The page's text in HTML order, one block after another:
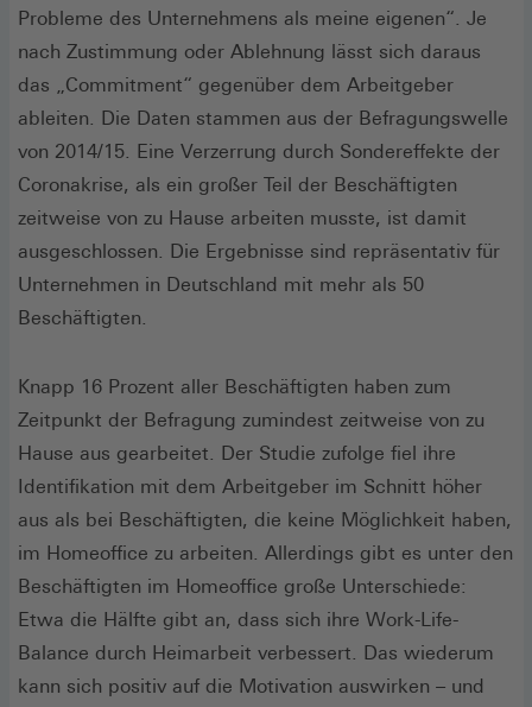
Probleme des Unternehmens als meine eigenen“. Je
nach Zustimmung oder Ablehnung lässt sich daraus
das „Commitment“ gegenüber dem Arbeitgeber
ableiten. Die Daten stammen aus der Befragungswelle
von 2014/15. Eine Verzerrung durch Sondereffekte der
Coronakrise, als ein großer Teil der Beschäftigten
zeitweise von zu Hause arbeiten musste, ist damit
ausgeschlossen. Die Ergebnisse sind repräsentativ für
Unternehmen in Deutschland mit mehr als 50
Beschäftigten.
Knapp 16 Prozent aller Beschäftigten haben zum
Zeitpunkt der Befragung zumindest zeitweise von zu
Hause aus gearbeitet. Der Studie zufolge fiel ihre
Identifikation mit dem Arbeitgeber im Schnitt höher
aus als bei Beschäftigten, die keine Möglichkeit haben,
im Homeoffice zu arbeiten. Allerdings gibt es unter den
Beschäftigten im Homeoffice große Unterschiede:
Etwa die Hälfte gibt an, dass sich ihre Work-Life-
Balance durch Heimarbeit verbessert. Das wiederum
kann sich positiv auf die Motivation auswirken – und